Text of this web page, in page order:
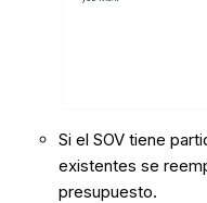
Si el SOV tiene
existentes se
presupuesto.